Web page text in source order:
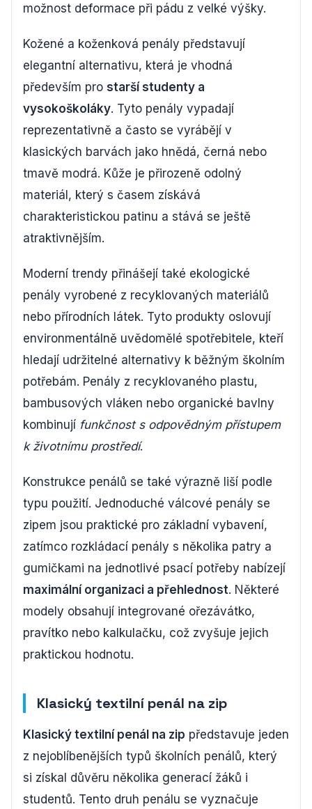
možnost deformace při pádu z velké výšky.
Kožené a koženková penály představují
elegantní alternativu, která je vhodná
především pro starší studenty a
vysokoškoláky. Tyto penály vypadají
reprezentativně a často se vyrábějí v
klasických barvách jako hnědá, černá nebo
tmavě modrá. Kůže je přirozeně odolný
materiál, který s časem získává
charakteristickou patinu a stává se ještě
atraktivnějším.
Moderní trendy přinášejí také ekologické
penály vyrobené z recyklovaných materiálů
nebo přírodních látek. Tyto produkty oslovují
environmentálně uvědomělé spotřebitele, kteří
hledají udržitelné alternativy k běžným školním
potřebám. Penály z recyklovaného plastu,
bambusových vláken nebo organické bavlny
kombinují funkčnost s odpovědným přístupem
k životnímu prostředí.
Konstrukce penálů se také výrazně liší podle
typu použití. Jednoduché válcové penály se
zipem jsou praktické pro základní vybavení,
zatímco rozkládací penály s několika patry a
gumičkami na jednotlivé psací potřeby nabízejí
maximální organizaci a přehlednost. Některé
modely obsahují integrované ořezávátko,
pravítko nebo kalkulačku, což zvyšuje jejich
praktickou hodnotu.
Klasický textilní penál na zip
Klasický textilní penál na zip představuje jeden
z nejoblíbenějších typů školních penálů, který
si získal důvěru několika generací žáků i
studentů. Tento druh penálu se vyznačuje